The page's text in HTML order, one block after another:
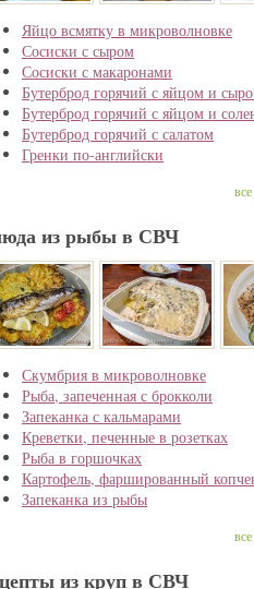
Яйцо всмятку в микроволновке
Сосиски с сыром
Сосиски с макаронами
Бутерброд горячий с яйцом и
Бутерброд горячий с яйцом и
Бутерброд горячий с салатом
Гренки по-английски
из рыбы в СВЧ
Скумбрия в микроволновке
Рыба, запеченная с брокколи
Запеканка с кальмарами
Креветки, печенные в розетках
Рыба в горшочках
Картофель, фаршированный
Запеканка из рыбы
из круп в СВЧ